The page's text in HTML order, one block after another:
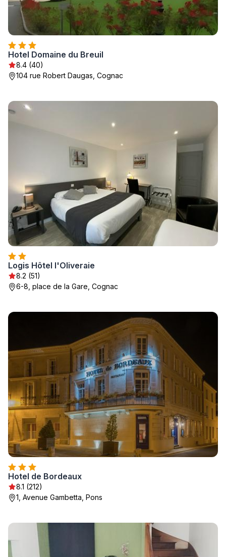
Hotel Domaine du Breuil
8.4 (40)
104 rue Robert Daugas, Cognac
Logis Hôtel l'Oliveraie
8.2 (51)
6-8, place de la Gare, Cognac
Hotel de Bordeaux
8.1 (212)
1, Avenue Gambetta, Pons